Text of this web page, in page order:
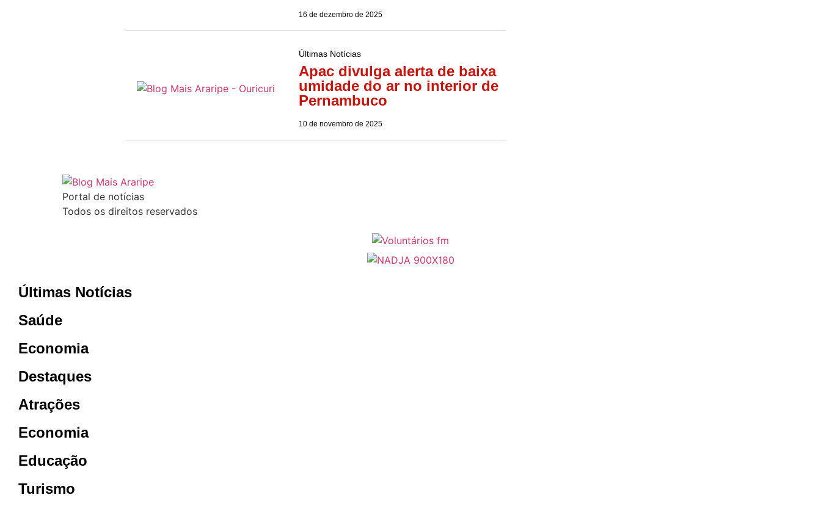
16 de dezembro de 2025
Últimas Notícias
Apac divulga alerta de baixa
umidade do ar no interior de
Pernambuco
10 de novembro de 2025
Portal de notícias
Todos os direitos reservados
Últimas Notícias
Saúde
Economia
Destaques
Atrações
Economia
Educação
Turismo